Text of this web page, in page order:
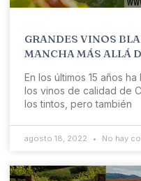
GRANDES VINOS
MANCHA MÁS ALLÁ
En los últimos 15 años
los vinos de calidad de
los tintos, pero también
agosto 18, 2022 No hay